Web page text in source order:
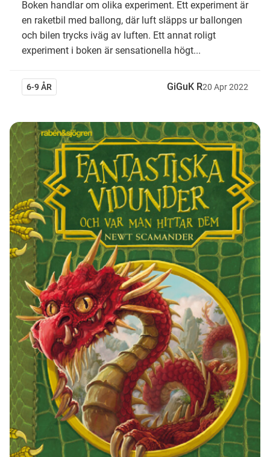
Boken handlar om olika experiment. Ett experiment är
en raketbil med ballong, där luft släpps ur ballongen
och bilen trycks iväg av luften. Ett annat roligt
experiment i boken är sensationella högt...
6-9 ÅR GiGuK R20 Apr2022